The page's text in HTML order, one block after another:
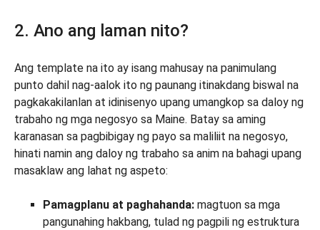
2. Ano ang laman nito?
Ang template na ito ay isang mahusay na panimulang
punto dahil nag-aalok ito ng paunang itinakdang biswal na
pagkakakilanlan at idinisenyo upang umangkop sa daloy ng
trabaho ng mga negosyo sa Maine. Batay sa aming
karanasan sa pagbibigay ng payo sa maliliit na negosyo,
hinati namin ang daloy ng trabaho sa anim na bahagi upang
masaklaw ang lahat ng aspeto:
Pamagplanu at paghahanda: magtuon sa mga
pangunahing hakbang, tulad ng pagpili ng estruktura